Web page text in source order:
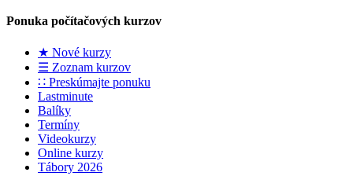
Ponuka počítačových kurzov
★ Nové kurzy
☰ Zoznam kurzov
∷ Preskúmajte ponuku
Lastminute
Balíky
Termíny
Videokurzy
Online kurzy
Tábory 2026